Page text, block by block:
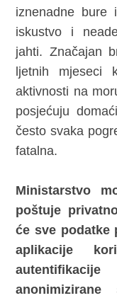
iznenadne bure
iskustvo i
jahti. Značajan
ljetnih mjeseci
aktivnosti na
posjećuju
često svaka
fatalna.
Ministarstvo
poštuje
će sve podatke
aplikacije